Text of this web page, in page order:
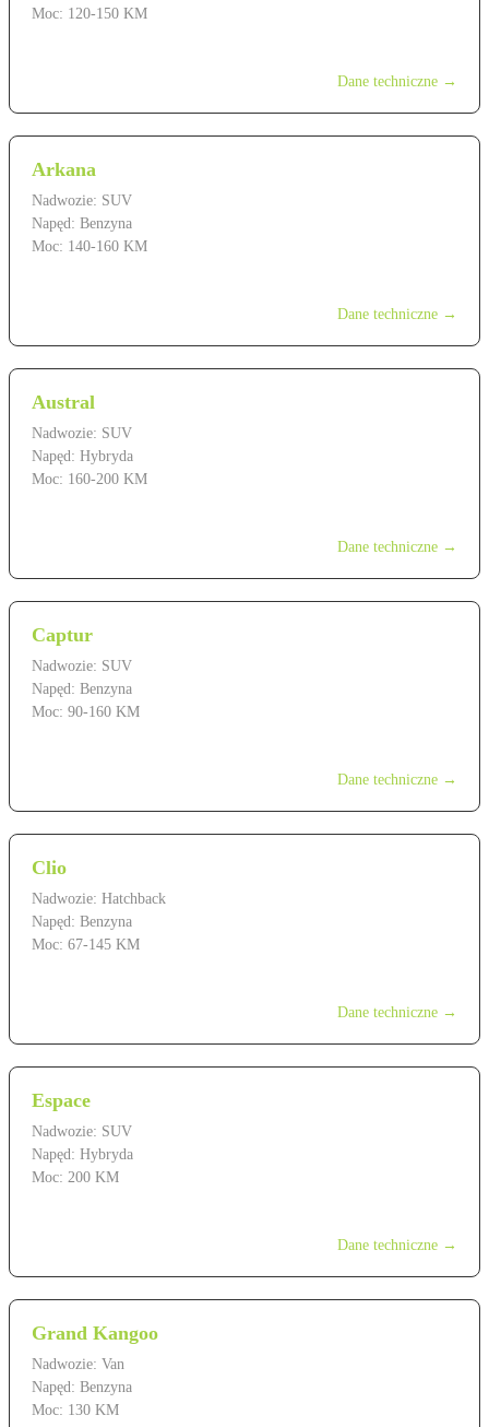
Moc: 120-150 KM
Dane techniczne →
Arkana
Nadwozie: SUV
Napęd: Benzyna
Moc: 140-160 KM
Dane techniczne →
Austral
Nadwozie: SUV
Napęd: Hybryda
Moc: 160-200 KM
Dane techniczne →
Captur
Nadwozie: SUV
Napęd: Benzyna
Moc: 90-160 KM
Dane techniczne →
Clio
Nadwozie: Hatchback
Napęd: Benzyna
Moc: 67-145 KM
Dane techniczne →
Espace
Nadwozie: SUV
Napęd: Hybryda
Moc: 200 KM
Dane techniczne →
Grand Kangoo
Nadwozie: Van
Napęd: Benzyna
Moc: 130 KM